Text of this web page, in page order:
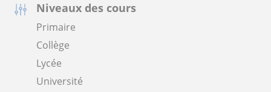
Niveaux des cours
Primaire
Collège
Lycée
Université